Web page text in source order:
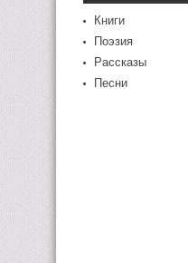
Книги
Поэзия
Рассказы
Песни